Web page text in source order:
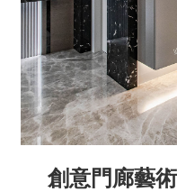
創意門廊藝